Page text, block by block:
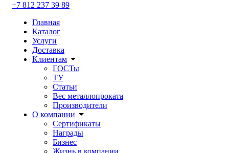
+7 812 237 39 89
Главная
Каталог
Услуги
Доставка
Клиентам
ГОСТы
ТУ
Статьи
Вес металлопроката
Производители
О компании
Сертификаты
Награды
Бизнес
Жизнь в компании